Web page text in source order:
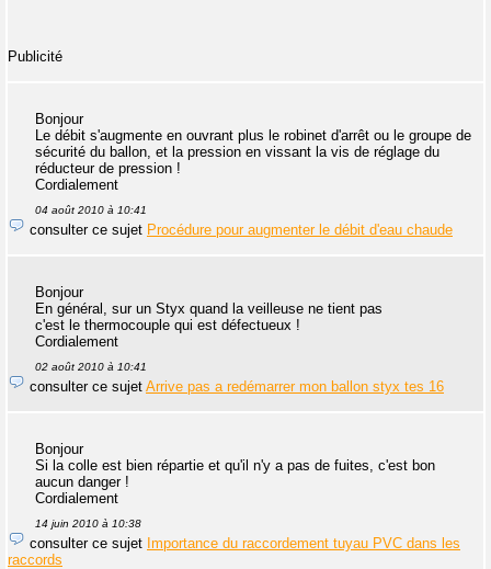
Publicité
Bonjour
Le débit s'augmente en ouvrant plus le robinet d'arrêt ou le groupe de
sécurité du ballon, et la pression en vissant la vis de réglage du
réducteur de pression !
Cordialement
04 août 2010 à 10:41
consulter ce sujet Procédure pour augmenter le débit d'eau chaude
Bonjour
En général, sur un Styx quand la veilleuse ne tient pas
c'est le thermocouple qui est défectueux !
Cordialement
02 août 2010 à 10:41
consulter ce sujet Arrive pas a redémarrer mon ballon styx tes 16
Bonjour
Si la colle est bien répartie et qu'il n'y a pas de fuites, c'est bon
aucun danger !
Cordialement
14 juin 2010 à 10:38
consulter ce sujet Importance du raccordement tuyau PVC dans les
raccords